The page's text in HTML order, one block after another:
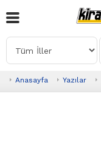
Anasayfa Yazılar